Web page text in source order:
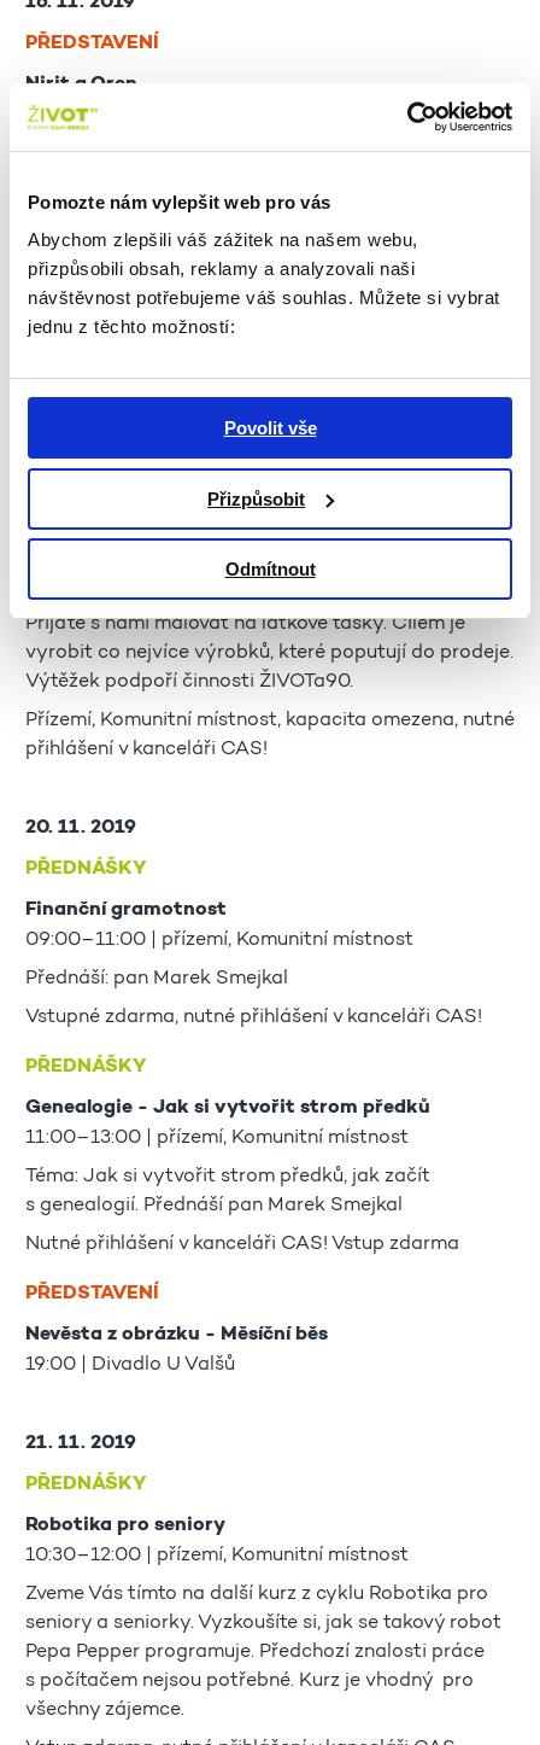
Pomozte nám vylepšit web pro vás
Abychom zlepšili váš zážitek na našem webu,
přizpůsobili obsah, reklamy a analyzovali naši
návštěvnost potřebujeme váš souhlas. Můžete si vybrat
jednu z těchto možností:
Povolit vše
Přizpůsobit
Odmítnout
PŘEDSTAVENÍ
Nirit a Oren
16:00 | Divadlo U Valšů
17. 11. 2019
18. 11. 2019
PŘEDSTAVENÍ
19:00 | Divadlo U Valšů
19. 11. 2019
Přijďte s námi malovat na látkové tašky. Cílem je
vyrobit co nejvíce výrobků, které poputují do prodeje.
Výtěžek podpoří činnosti ŽIVOTa90.
Přízemí, Komunitní místnost, kapacita omezena, nutné
přihlášení v kanceláři CAS!
20. 11. 2019
PŘEDNÁŠKY
Finanční gramotnost
09:00–11:00 | přízemí, Komunitní místnost
Přednáší: pan Marek Smejkal
Vstupné zdarma, nutné přihlášení v kanceláři CAS!
PŘEDNÁŠKY
Genealogie - Jak si vytvořit strom předků
11:00–13:00 | přízemí, Komunitní místnost
Téma: Jak si vytvořit strom předků, jak začít
s genealogií. Přednáší pan Marek Smejkal
Nutné přihlášení v kanceláři CAS! Vstup zdarma
PŘEDSTAVENÍ
Nevěsta z obrázku - Měsíční běs
19:00 | Divadlo U Valšů
21. 11. 2019
PŘEDNÁŠKY
Robotika pro seniory
10:30–12:00 | přízemí, Komunitní místnost
Zveme Vás tímto na další kurz z cyklu Robotika pro
seniory a seniorky. Vyzkoušíte si, jak se takový robot
Pepa Pepper programuje. Předchozí znalosti práce
s počítačem nejsou potřebné. Kurz je vhodný pro
všechny zájemce.